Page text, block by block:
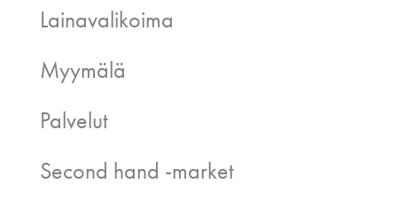
Lainavalikoima
Myymälä
Palvelut
Second hand -market